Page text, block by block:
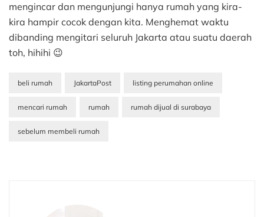
mengincar dan mengunjungi hanya rumah yang kira-
kira hampir cocok dengan kita. Menghemat waktu
dibanding mengitari seluruh Jakarta atau suatu daerah
toh, hihihi 😉
beli rumah JakartaPost listing perumahan online
mencari rumah rumah rumah dijual di surabaya
sebelum membeli rumah